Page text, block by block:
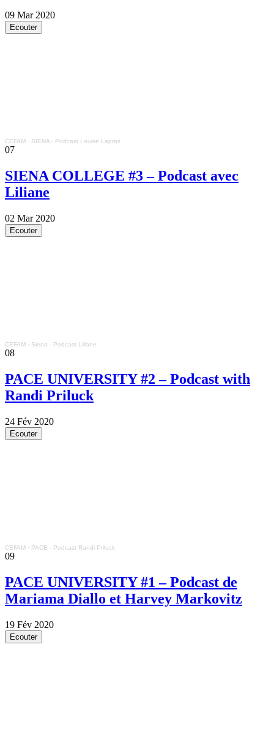
09 Mar 2020
Ecouter
CEFAM · SIENA - Podcast Louise Lapras
07
SIENA COLLEGE #3 – Podcast avec
Liliane
02 Mar 2020
Ecouter
CEFAM · Siena - Podcast Liliane
08
PACE UNIVERSITY #2 – Podcast with
Randi Priluck
24 Fév 2020
Ecouter
CEFAM · PACE - Podcast Randi Priluck
09
PACE UNIVERSITY #1 – Podcast de
Mariama Diallo et Harvey Markovitz
19 Fév 2020
Ecouter